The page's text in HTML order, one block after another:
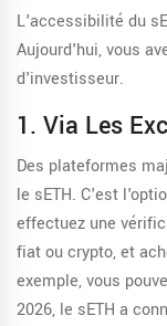
L'accessibilité du
Aujourd'hui, vous
d'investisseur.
1. Via Les
Des plateformes
le sETH. C'est
effectuez une
fiat ou crypto, et
exemple, vous
2026, le sETH a